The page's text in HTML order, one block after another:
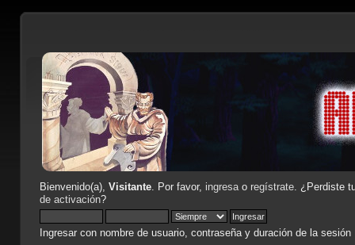
Bienvenido(a), Visitante. Por favor, ingresao regístrate. ¿Perdiste
de activación?
Ingresar con nombre de usuario, contraseña y duración de la sesión